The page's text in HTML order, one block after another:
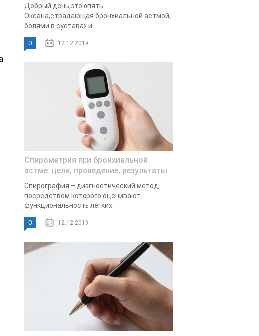
Добрый день,это опять
Оксана,страдающая бронхиальной астмой,
болями в суставах и...
0 12.12.2019
Спирометрия при бронхиальной
астме: цели, проведение, результаты
Спирография – диагностический метод,
посредством которого оценивают
функциональность легких.
0 12.12.2019